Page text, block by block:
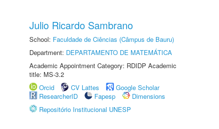
Julio Ricardo Sambrano
School: Faculdade de Ciências (Câmpus de Bauru)
Department: DEPARTAMENTO DE MATEMÁTICA
Academic Appointment Category: RDIDP Academic
title: MS-3.2
Orcid
CV Lattes
Google Scholar
ResearcherID
Fapesp
Dimensions
Repositório Institucional UNESP